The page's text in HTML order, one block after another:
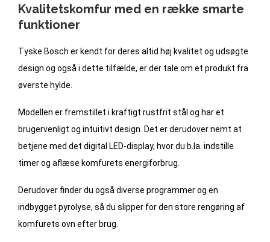
Kvalitetskomfur med en række smarte
funktioner
Tyske Bosch er kendt for deres altid høj kvalitet og udsøgte
design og også i dette tilfælde, er der tale om et produkt fra
øverste hylde.
Modellen er fremstillet i kraftigt rustfrit stål og har et
brugervenligt og intuitivt design. Det er derudover nemt at
betjene med det digital LED-display, hvor du b.la. indstille
timer og aflæse komfurets energiforbrug.
Derudover finder du også diverse programmer og en
indbygget pyrolyse, så du slipper for den store rengøring af
komfurets ovn efter brug.